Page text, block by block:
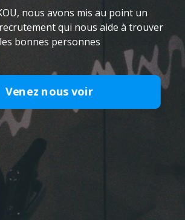
nous avons mis au point un
qui nous aide à trouver
les bonnes personnes
Venez nous voir